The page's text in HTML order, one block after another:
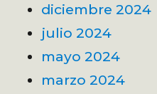
diciembre 2024
julio 2024
mayo 2024
marzo 2024